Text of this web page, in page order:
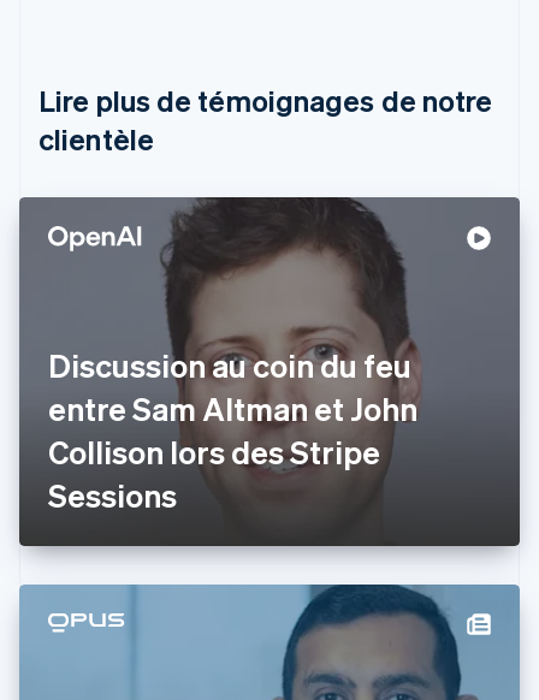
Lire plus de témoignages de notre
clientèle
Discussion au coin du feu
entre Sam Altman et John
Collison lors des Stripe
Sessions
Brésil
PortuguêsEnglish
Bulgarie
Français
Chine continentale
English
English Italiano
Danemark
English
Émirats arabes unis
English
Espagne
EspañolEnglish
English
États-Unis
Finlande